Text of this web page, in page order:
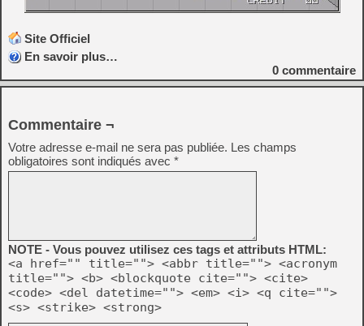
Site Officiel
En savoir plus…
0 commentaire
Commentaire ¬
Votre adresse e-mail ne sera pas publiée. Les champs
obligatoires sont indiqués avec *
NOTE - Vous pouvez utilisez ces tags et attributs HTML:
<a href="" title=""> <abbr title=""> <acronym
title=""> <b> <blockquote cite=""> <cite>
<code> <del datetime=""> <em> <i> <q cite="">
<s> <strike> <strong>